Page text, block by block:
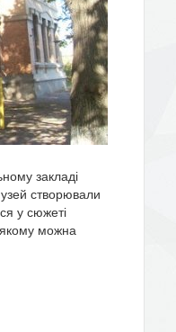
закладі
створювали
у сюжеті
можна